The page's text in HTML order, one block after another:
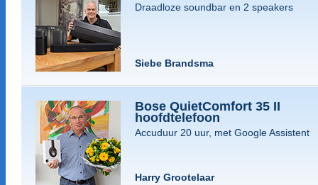
Draadloze soundbar en 2 speakers
Siebe Brandsma
Bose QuietComfort 35 II
hoofdtelefoon
Accuduur 20 uur, met Google Assistent
Harry Grootelaar